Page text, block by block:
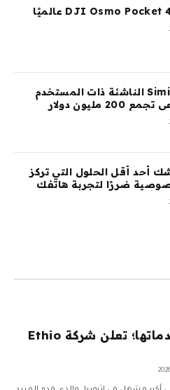
شركة Simile الناشئة ذات المستخدم
الاصطناعي تجمع 200 مليون دولار
شك أحد أقل الحلول التي تركز
ضررًا لتجربة هاتفك
أمضيت شهرًا في اختبار
M-Pesa إثيوبيا تعزز خدماتها؛ تعلن شركة Ethio